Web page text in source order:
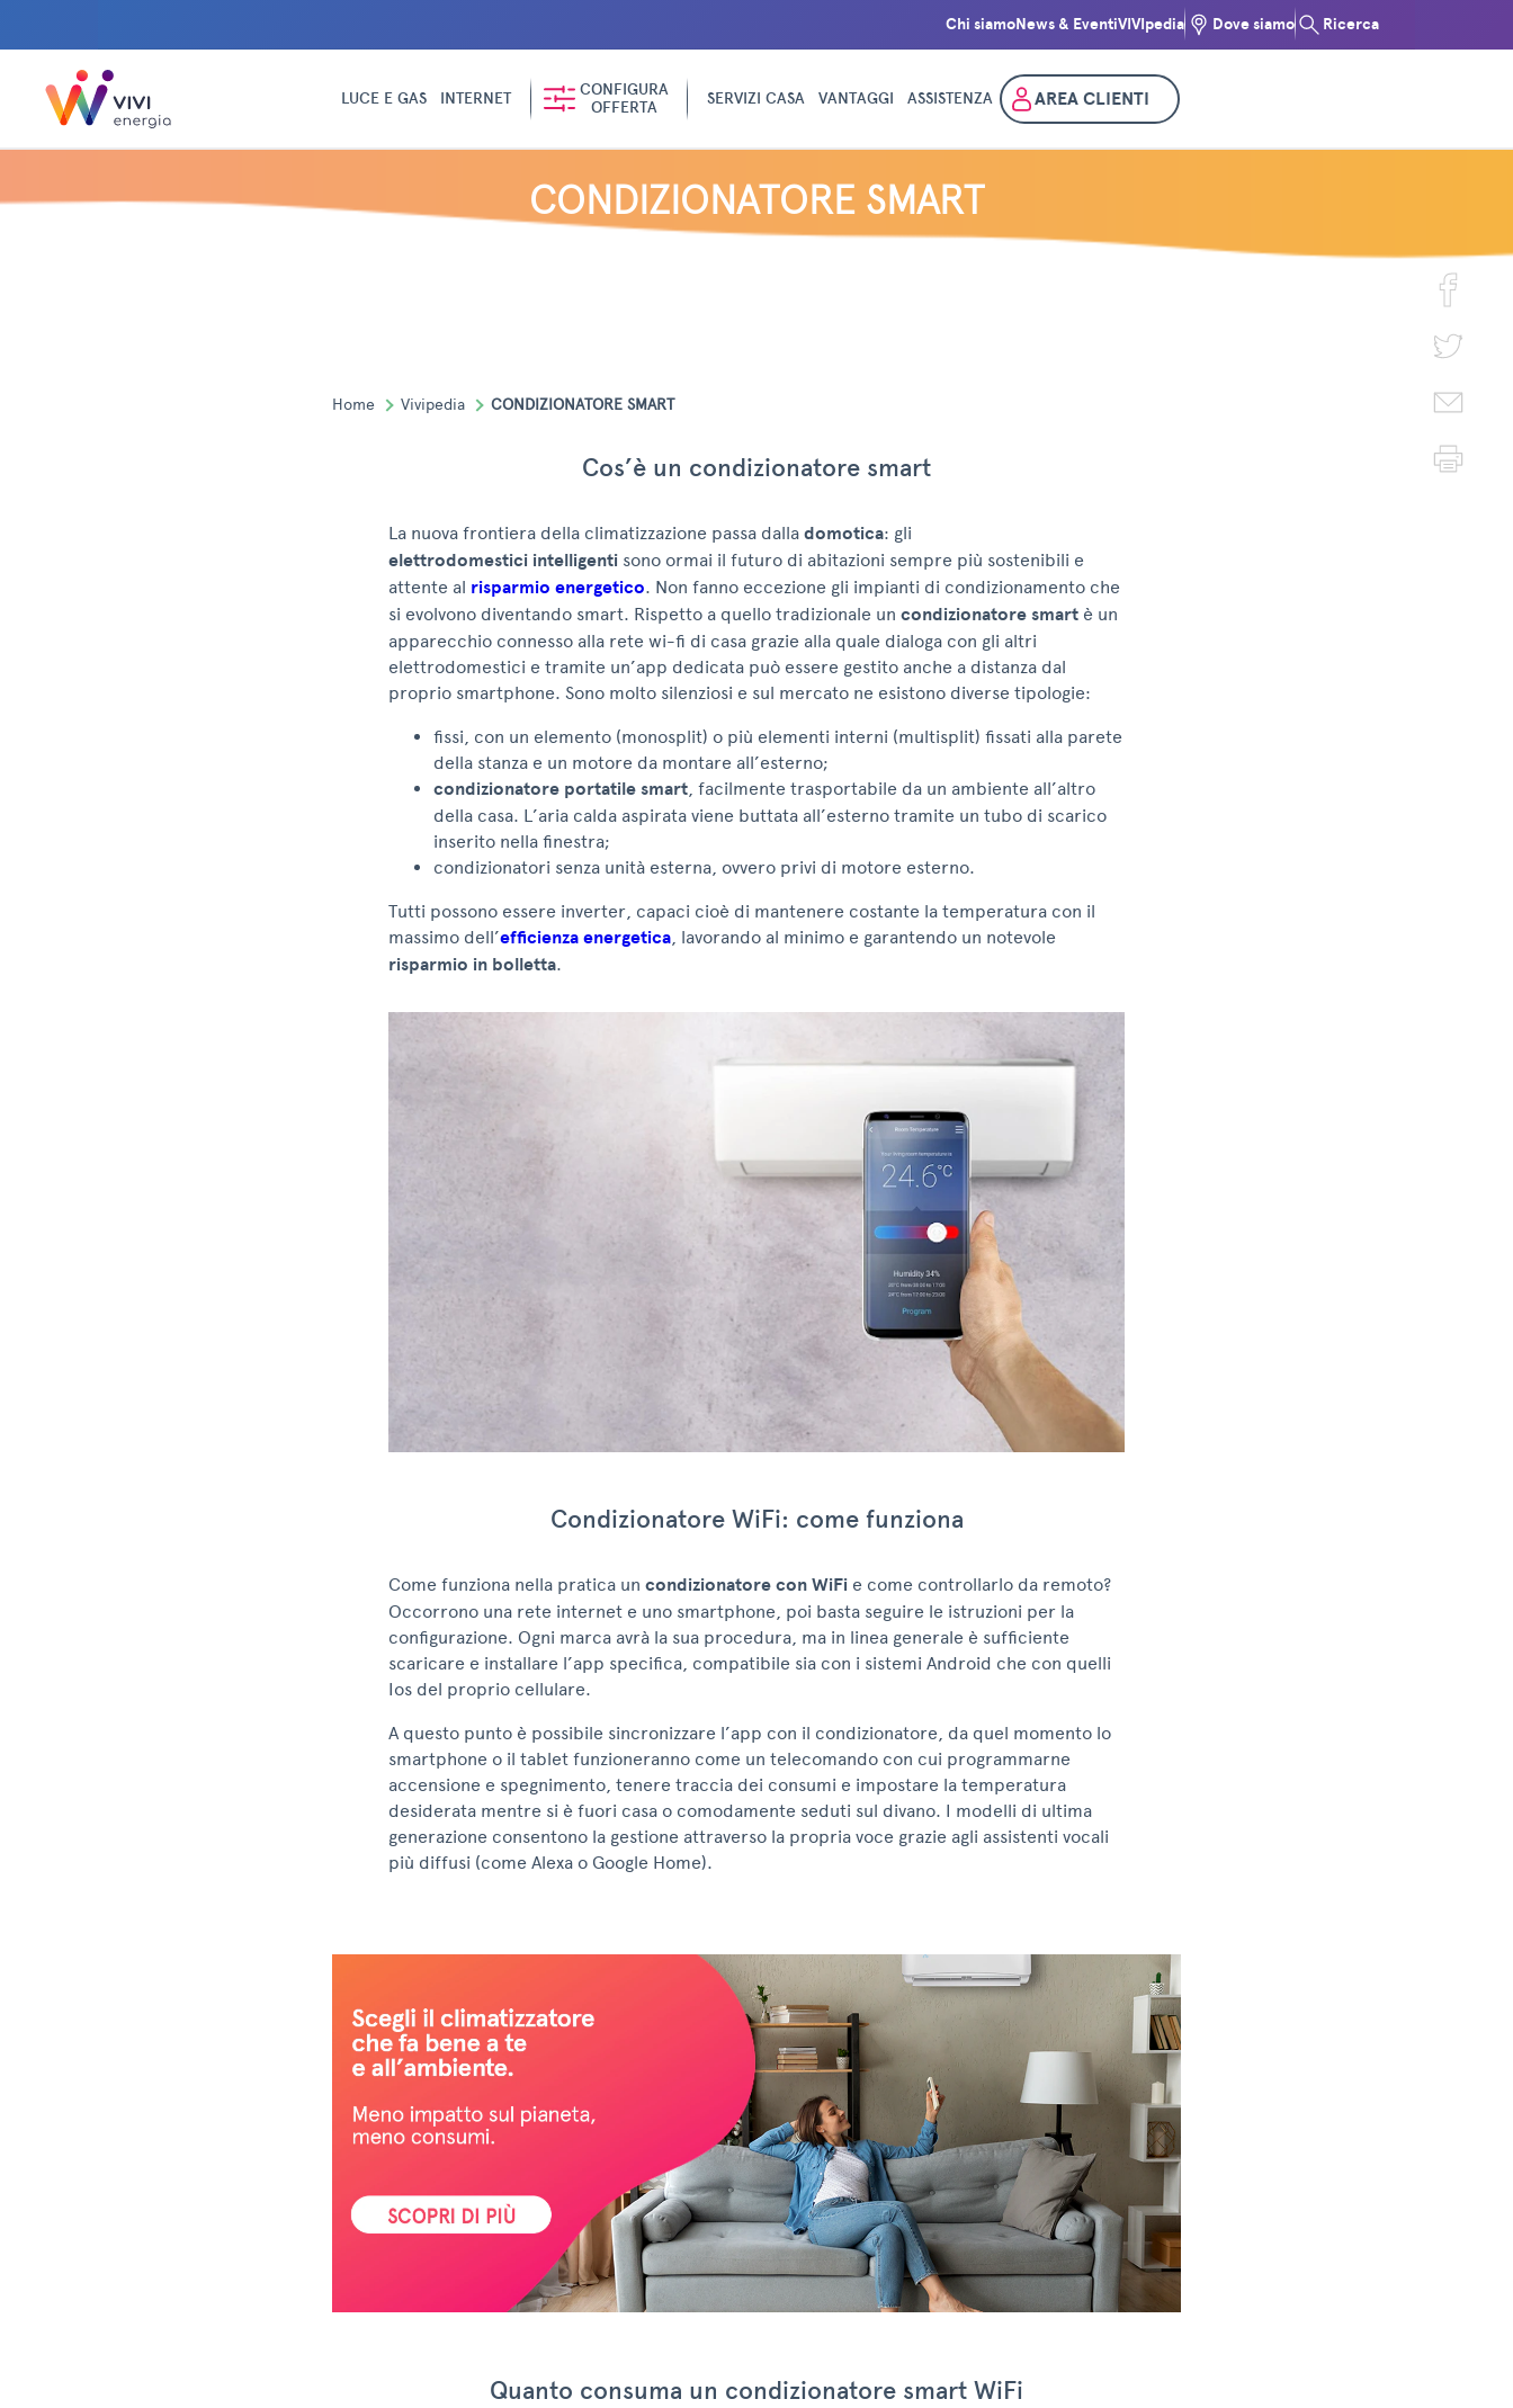
Chi siamoNews & EventiVIVIpedia Dove siamo Ricerca
LUCE E GAS INTERNET
CONFIGURA
OFFERTA
SERVIZI CASA VANTAGGI ASSISTENZA AREA CLIENTI
CONDIZIONATORE SMART
Home Vivipedia CONDIZIONATORE SMART
Cos’è un condizionatore smart
La nuova frontiera della climatizzazione passa dalla domotica: gli
elettrodomestici intelligenti sono ormai il futuro di abitazioni sempre più sostenibili e
attente al risparmio energetico. Non fanno eccezione gli impianti di condizionamento che
si evolvono diventando smart. Rispetto a quello tradizionale un condizionatore smart è un
apparecchio connesso alla rete wi-fi di casa grazie alla quale dialoga con gli altri
elettrodomestici e tramite un’app dedicata può essere gestito anche a distanza dal
proprio smartphone. Sono molto silenziosi e sul mercato ne esistono diverse tipologie:
fissi, con un elemento (monosplit) o più elementi interni (multisplit) fissati alla parete
della stanza e un motore da montare all’esterno;
condizionatore portatile smart, facilmente trasportabile da un ambiente all’altro
della casa. L’aria calda aspirata viene buttata all’esterno tramite un tubo di scarico
inserito nella finestra;
condizionatori senza unità esterna, ovvero privi di motore esterno.
Tutti possono essere inverter, capaci cioè di mantenere costante la temperatura con il
massimo dell’efficienza energetica, lavorando al minimo e garantendo un notevole
risparmio in bolletta.
Condizionatore WiFi: come funziona
Come funziona nella pratica un condizionatore con WiFi e come controllarlo da remoto?
Occorrono una rete internet e uno smartphone, poi basta seguire le istruzioni per la
configurazione. Ogni marca avrà la sua procedura, ma in linea generale è sufficiente
scaricare e installare l’app specifica, compatibile sia con i sistemi Android che con quelli
Ios del proprio cellulare.
A questo punto è possibile sincronizzare l’app con il condizionatore, da quel momento lo
smartphone o il tablet funzioneranno come un telecomando con cui programmarne
accensione e spegnimento, tenere traccia dei consumi e impostare la temperatura
desiderata mentre si è fuori casa o comodamente seduti sul divano. I modelli di ultima
generazione consentono la gestione attraverso la propria voce grazie agli assistenti vocali
più diffusi (come Alexa o Google Home).
Quanto consuma un condizionatore smart WiFi